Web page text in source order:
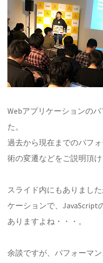
Webアプリケーションの
た。
過去から現在までのパフ
術の変遷などをご説明頂け
スライド内にもありまし
ケーションで、JavaScript
ありますよね・・・。
余談ですが、パフォーマ